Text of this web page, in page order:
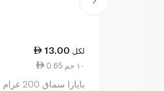
13.00 لكل
0.65 ١٠ جم
بايارا سماق 200 غرام